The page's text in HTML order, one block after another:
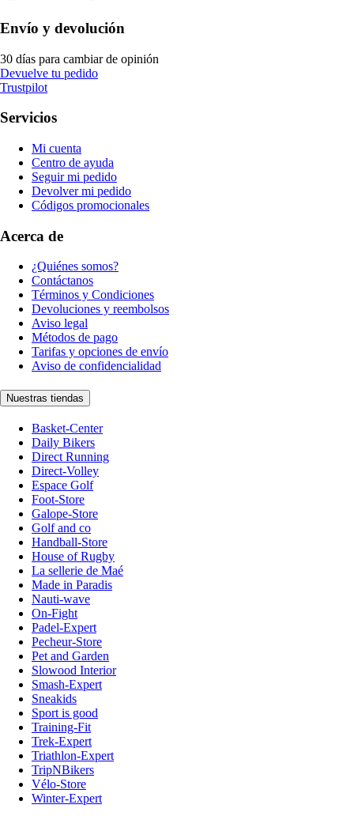
Envío y devolución
30 días para cambiar de opinión
Devuelve tu pedido
Trustpilot
Servicios
Mi cuenta
Centro de ayuda
Seguir mi pedido
Devolver mi pedido
Códigos promocionales
Acerca de
¿Quiénes somos?
Contáctanos
Términos y Condiciones
Devoluciones y reembolsos
Aviso legal
Métodos de pago
Tarifas y opciones de envío
Aviso de confidencialidad
Nuestras tiendas
Basket-Center
Daily Bikers
Direct Running
Direct-Volley
Espace Golf
Foot-Store
Galope-Store
Golf and co
Handball-Store
House of Rugby
La sellerie de Maé
Made in Paradis
Nauti-wave
On-Fight
Padel-Expert
Pecheur-Store
Pet and Garden
Slowood Interior
Smash-Expert
Sneakids
Sport is good
Training-Fit
Trek-Expert
Triathlon-Expert
TripNBikers
Vélo-Store
Winter-Expert